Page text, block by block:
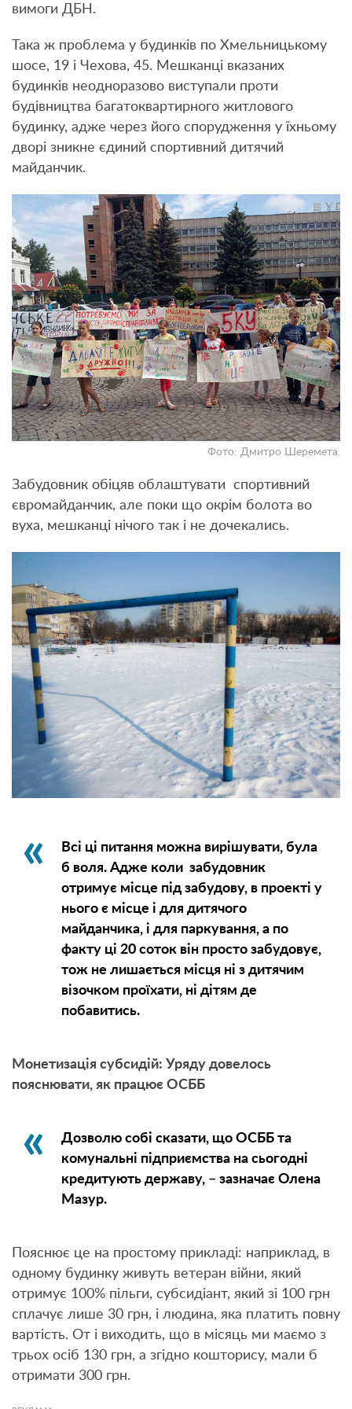
вимоги ДБН.
Така ж проблема у будинків по Хмельницькому
шосе, 19 і Чехова, 45. Мешканці вказаних
будинків неодноразово виступали проти
будівництва багатоквартирного житлового
будинку, адже через його спорудження у їхньому
дворі зникне єдиний спортивний дитячий
майданчик.
Фото: Дмитро Шеремета.
Забудовник обіцяв облаштувати спортивний
євромайданчик, але поки що окрім болота во
вуха, мешканці нічого так і не дочекались.
Всі ці питання можна вирішувати, була
б воля. Адже коли забудовник
отримує місце під забудову, в проекті у
нього є місце і для дитячого
майданчика, і для паркування, а по
факту ці 20 соток він просто забудовує,
тож не лишається місця ні з дитячим
візочком проїхати, ні дітям де
побавитись.
Монетизація субсидій: Уряду довелось
пояснювати, як працює ОСББ
Дозволю собі сказати, що ОСББ та
комунальні підприємства на сьогодні
кредитують державу, – зазначає Олена
Мазур.
Пояснює це на простому прикладі: наприклад, в
одному будинку живуть ветеран війни, який
отримує 100% пільги, субсидіант, який зі 100 грн
сплачує лише 30 грн, і людина, яка платить повну
вартість. От і виходить, що в місяць ми маємо з
трьох осіб 130 грн, а згідно кошторису, мали б
отримати 300 грн.